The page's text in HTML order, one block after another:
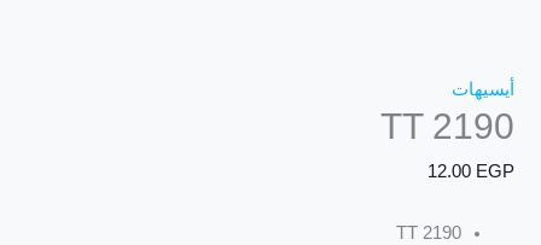
أيسيهات
TT 2190
12.00 EGP
TT 2190